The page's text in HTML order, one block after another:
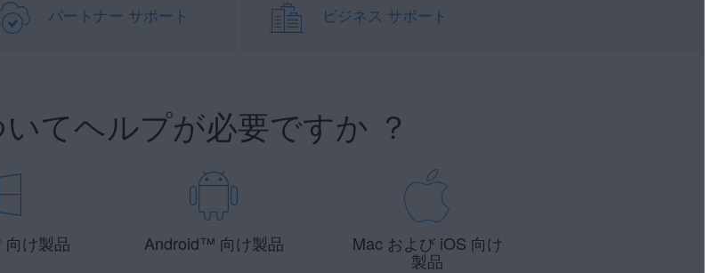
パートナー サポート ビジネス サポート
てヘルプが必要ですか ？
向け製品 Android™ 向け製品 Mac および iOS 向け
製品